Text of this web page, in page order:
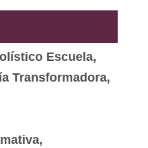
Escuela,
Transformadora,